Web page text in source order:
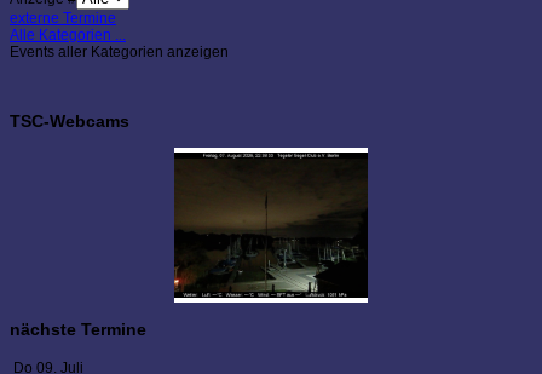
externe Termine
Alle Kategorien ...
Events aller Kategorien anzeigen
TSC-Webcams
nächste Termine
Do 09. Juli